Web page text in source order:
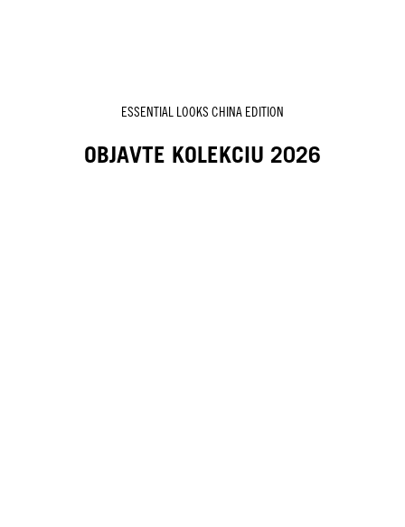
ESSENTIAL LOOKS CHINA EDITION
OBJAVTE KOLEKCIU 2026